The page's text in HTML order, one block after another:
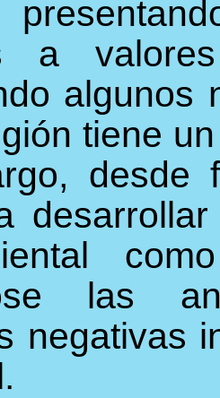
a
algunos
tiene
las
negativas